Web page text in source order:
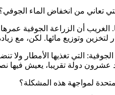
تعاني من انخفاض الماء
الغريب أن الزراعة الجوفية
لتخزين وتوزيع مائها. لكن، مع
التي تغذيها الأمطار ولا
عشرون دولة تقريبا، يعيش فيها
لمواجهة هذه المشكلة؟